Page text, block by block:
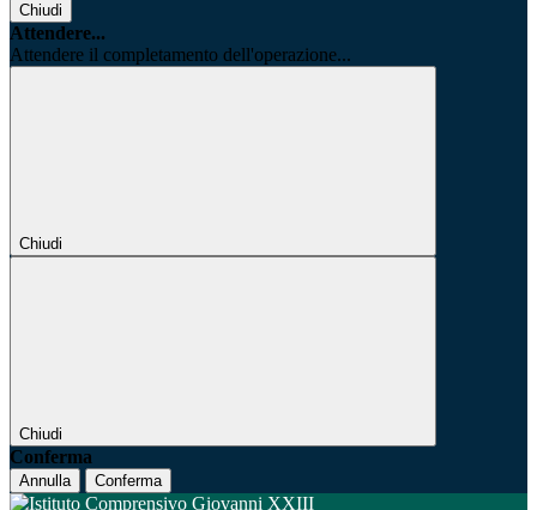
Chiudi
Attendere...
Attendere il completamento dell'operazione...
Chiudi
Chiudi
Conferma
Annulla Conferma